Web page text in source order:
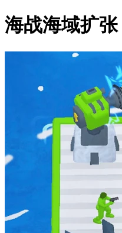
海战海域扩张